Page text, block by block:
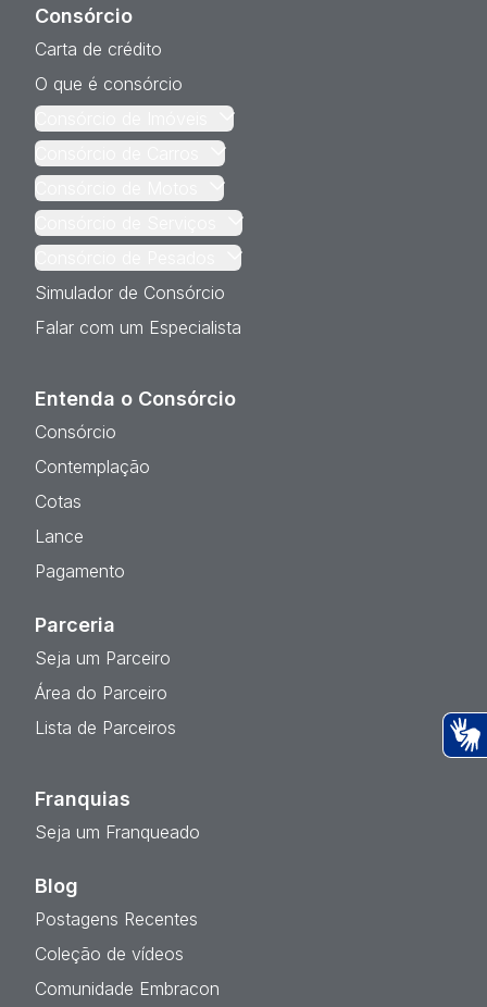
Consórcio
Carta de crédito
O que é consórcio
Consórcio de Imóveis
Consórcio de Carros
Consórcio de Motos
Consórcio de Serviços
Consórcio de Pesados
Simulador de Consórcio
Falar com um Especialista
Entenda o Consórcio
Consórcio
Contemplação
Cotas
Lance
Pagamento
Parceria
Seja um Parceiro
Área do Parceiro
Lista de Parceiros
Franquias
Seja um Franqueado
Blog
Postagens Recentes
Coleção de vídeos
Comunidade Embracon